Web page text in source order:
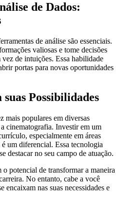
de Dados:
de análise são essenciais.
valiosas e tome decisões
vez de intuições. Essa habilidade
portas para novas oportunidades
Possibilidades
mais populares em diversas
cinematografia. Investir em um
especialmente em áreas
um diferencial. Essa tecnologia
destacar no seu campo de atuação.
o potencial de transformar a maneira
No entanto, cabe a você
encaixam nas suas necessidades e